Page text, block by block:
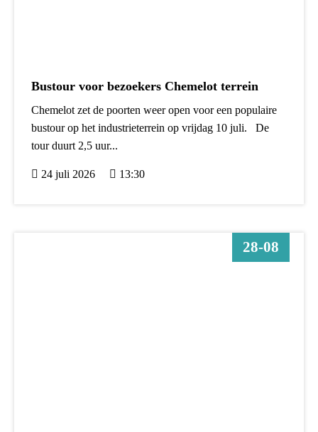
Bustour voor bezoekers Chemelot terrein
Chemelot zet de poorten weer open voor een populaire
bustour op het industrieterrein op vrijdag 10 juli. De
tour duurt 2,5 uur...
24 juli 2026 13:30
28-08